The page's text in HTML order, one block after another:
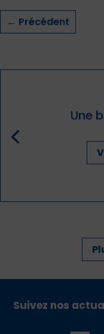
← Précédent
Une
Suivez nos